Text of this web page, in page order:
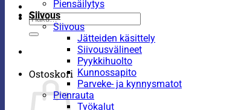
Etsi:
Ostoskori
Piensäilytys
Siivous
Siivous
Jätteiden käsittely
Siivousvälineet
Pyykkihuolto
Kunnossapito
Parveke- ja kynnysmatot
Pienrauta
Työkalut